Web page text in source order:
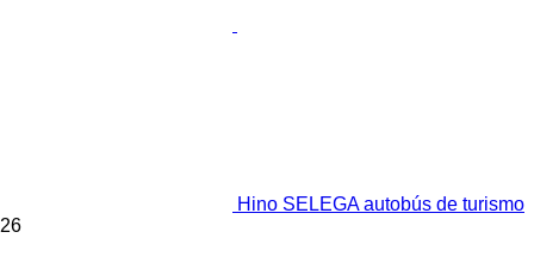
Hino SELEGA autobús de turismo
26